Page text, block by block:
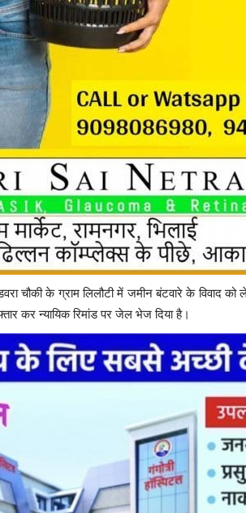
चौकी के ग्राम लिलौटी में जमीन बंटवारे के विवाद
कर न्यायिक रिमांड पर जेल भेज दिया है।
में पूर्व विधायक से
ट्रक की चपेट में
का बेटा गंभीर...
Santosh Kumar May